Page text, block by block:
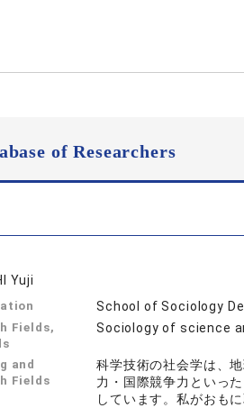
of Researchers
Yuji
School of Sociology
Fields,
Sociology of science
and
Fields
科学技術の社会学は、
力・国際競争力といっ
しています。私がおも